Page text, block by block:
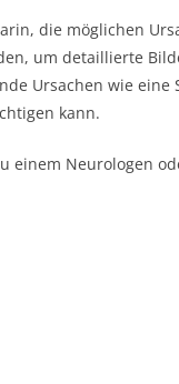
die möglichen
um detaillierte
Ursachen wie eine
kann.
einem Neurologen